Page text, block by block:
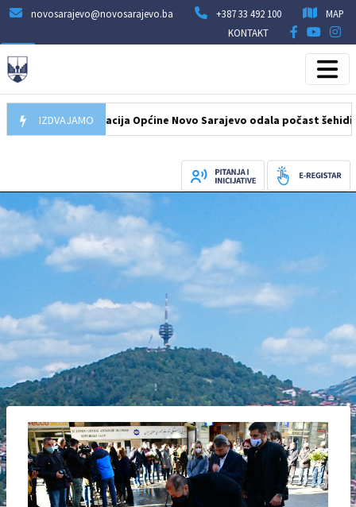
novosarajevo@novosarajevo.ba +387 33 492 100
MAP
KONTAKT
IZDVAJAMO
Delegacija Općine Novo Sarajevo odala počast šehidima i